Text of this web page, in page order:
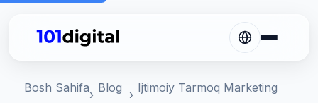
Bosh Sahifa Blog Ijtimoiy Tarmoq Marketing